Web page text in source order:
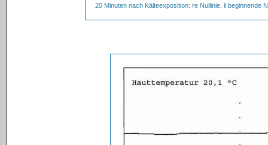
20 Minuten nach Kälteexposition: re Nullinie, li beginnende